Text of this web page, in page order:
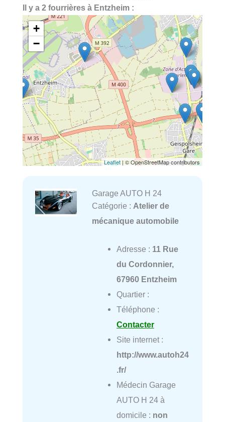
Il y a 2 fourrières à Entzheim :
+
−
Leaflet| © OpenStreetMap contributors
Garage AUTO H 24
Catégorie : Atelier de
mécanique automobile
Adresse : 11 Rue
du Cordonnier,
67960 Entzheim
Quartier :
Téléphone :
Contacter
Site internet :
http://www.autoh24
.fr/
Médecin Garage
AUTO H 24 à
domicile : non